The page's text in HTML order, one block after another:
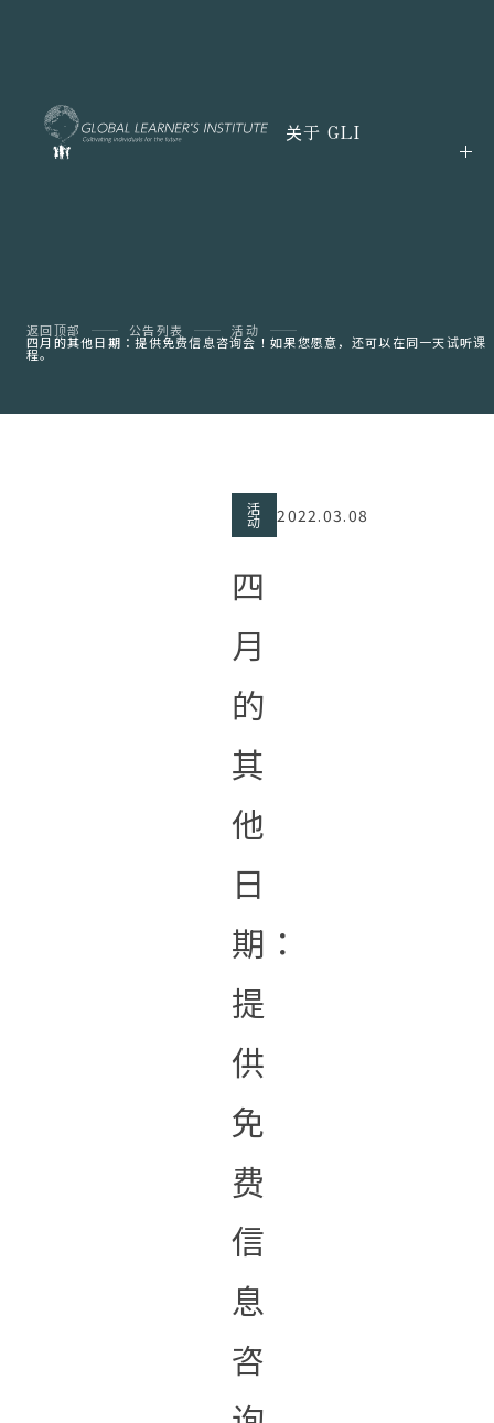
关于 GLI
返回顶部 公告列表 活动
四月的其他日期：提供免费信息咨询会！如果您愿意，还可以在同一天试听课
程。
活
动 2022.03.08
四
月
的
其
他
日
期：
提
供
免
费
信
息
咨